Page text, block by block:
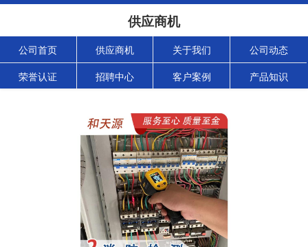
供应商机
公司首页 供应商机 关于我们 公司动态
荣誉认证 招聘中心 客户案例 产品知识